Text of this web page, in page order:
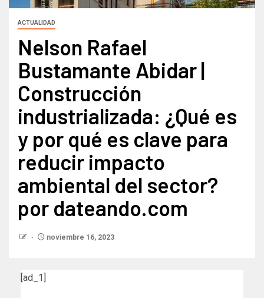
ACTUALIDAD
Nelson Rafael
Bustamante Abidar |
Construcción
industrializada: ¿Qué es
y por qué es clave para
reducir impacto
ambiental del sector?
por dateando.com
noviembre 16, 2023
[ad_1]